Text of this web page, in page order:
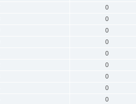
0
0
0
0
0
0
0
0
0